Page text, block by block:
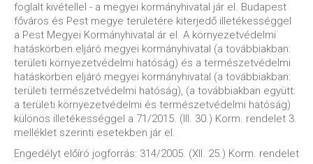
foglalt kivétellel - a megyei kormányhivatal jár el. Budapest
főváros és Pest megye területére kiterjedő illetékességgel
a Pest Megyei Kormányhivatal ár el. A környezetvédelmi
hatáskörben eljáró megyei kormányhivatal (a továbbiakban:
területi környezetvédelmi hatóság) és a természetvédelmi
hatáskörben eljáró megyei kormányhivatal (a továbbiakban:
területi természetvédelmi hatóság), (a továbbiakban együtt:
a területi környezetvédelmi és természetvédelmi hatóság)
különös illetékességgel a 71/2015. (III. 30.) Korm. rendelet 3.
melléklet szerinti esetekben jár el.
Engedélyt előíró jogforrás: 314/2005. (XII. 25.) Korm. rendelet